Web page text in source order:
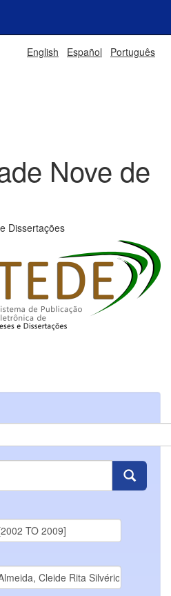
English Español Português
Nove de
Dissertações